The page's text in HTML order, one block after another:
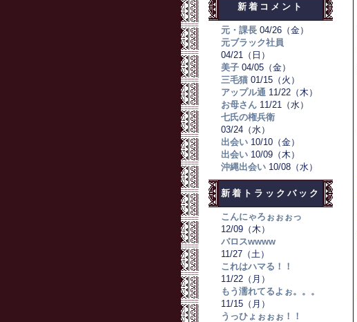
新着コメント
元・課長04/26（金）
元ブラック社員
04/21（日）
美子04/05（金）
三毛猫01/15（火）
アップル通11/22（木）
お母さん11/21（水）
七氏の権兵衛
03/24（水）
出会い10/10（金）
出会い10/09（木）
沖縄出会い10/08（水）
新着トラックバック
こんにゃろぉぉぉっ
12/09（木）
バロスwwww
11/27（土）
これはハマる！！
11/22（月）
もう濡れてるよぉ。。。
11/15（月）
うっひょぉぉぉ！！